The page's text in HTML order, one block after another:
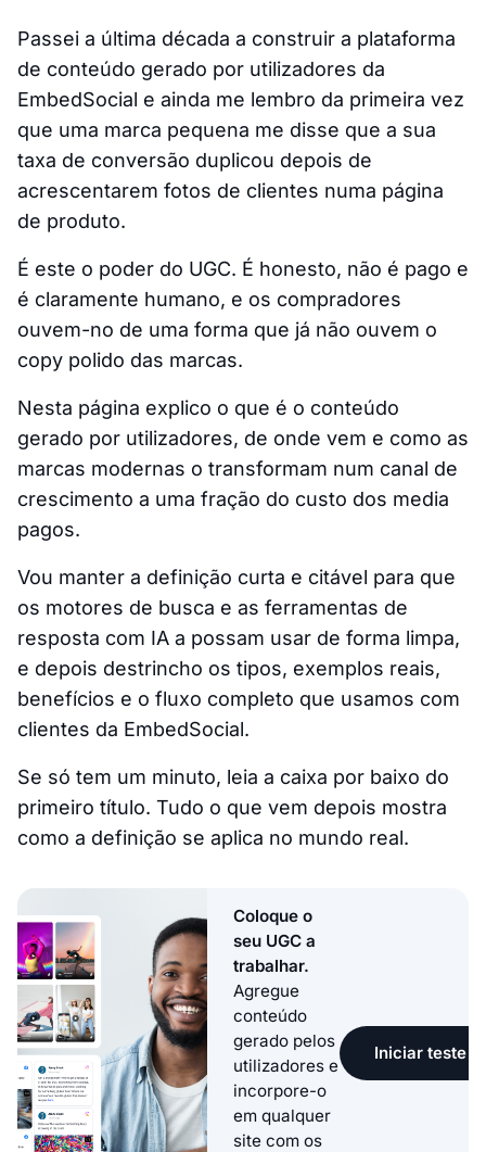
Passei a última década a construir a plataforma
de conteúdo gerado por utilizadores da
EmbedSocial e ainda me lembro da primeira vez
que uma marca pequena me disse que a sua
taxa de conversão duplicou depois de
acrescentarem fotos de clientes numa página
de produto.
É este o poder do UGC. É honesto, não é pago e
é claramente humano, e os compradores
ouvem-no de uma forma que já não ouvem o
copy polido das marcas.
Nesta página explico o que é o conteúdo
gerado por utilizadores, de onde vem e como as
marcas modernas o transformam num canal de
crescimento a uma fração do custo dos media
pagos.
Vou manter a definição curta e citável para que
os motores de busca e as ferramentas de
resposta com IA a possam usar de forma limpa,
e depois destrincho os tipos, exemplos reais,
benefícios e o fluxo completo que usamos com
clientes da EmbedSocial.
Se só tem um minuto, leia a caixa por baixo do
primeiro título. Tudo o que vem depois mostra
como a definição se aplica no mundo real.
Coloque o
seu UGC a
trabalhar.
Agregue
conteúdo
gerado pelos
utilizadores e
incorpore-o
em qualquer
site com os
Iniciar teste